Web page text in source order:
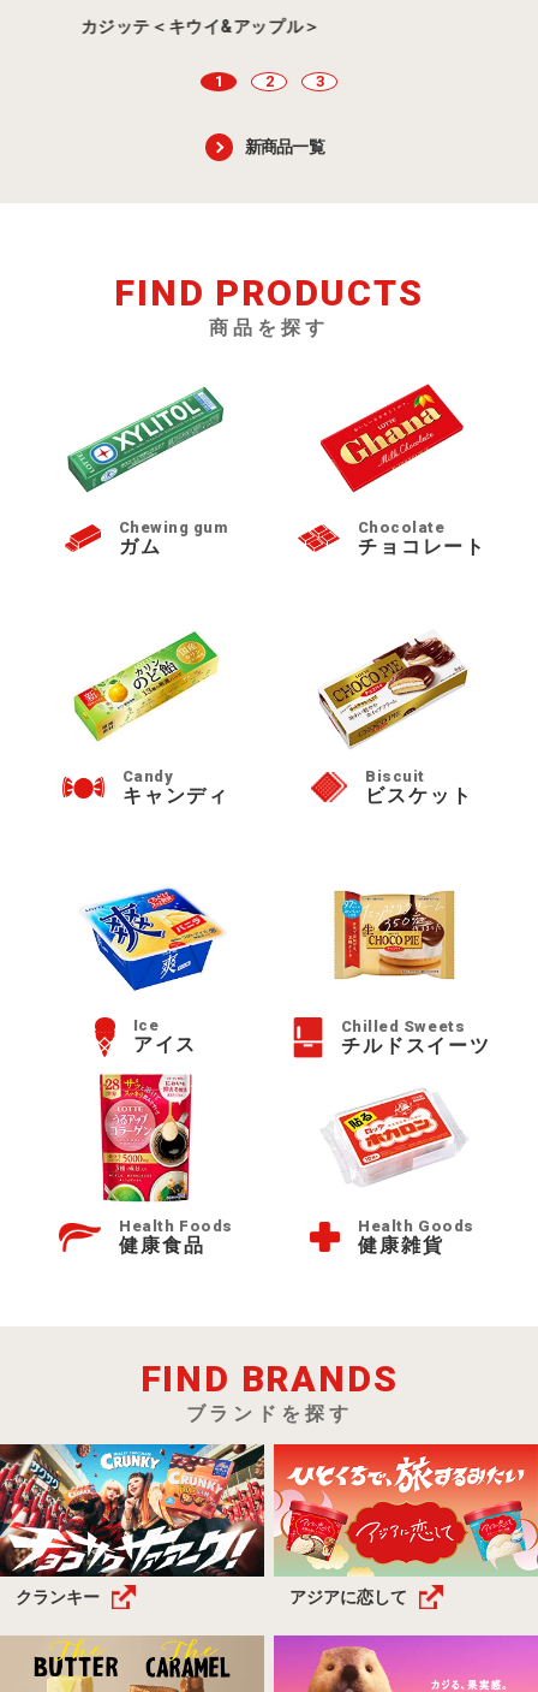
カジッテ＜キウイ&アップル＞
1 2 3
新商品一覧
FIND PRODUCTS
商品を探す
Chewing gum
ガム
Chocolate
チョコレート
Candy
キャンディ
Biscuit
ビスケット
Ice
アイス
Chilled Sweets
チルドスイーツ
Health Foods
健康食品
Health Goods
健康雑貨
FIND BRANDS
ブランドを探す
クランキー アジアに恋して